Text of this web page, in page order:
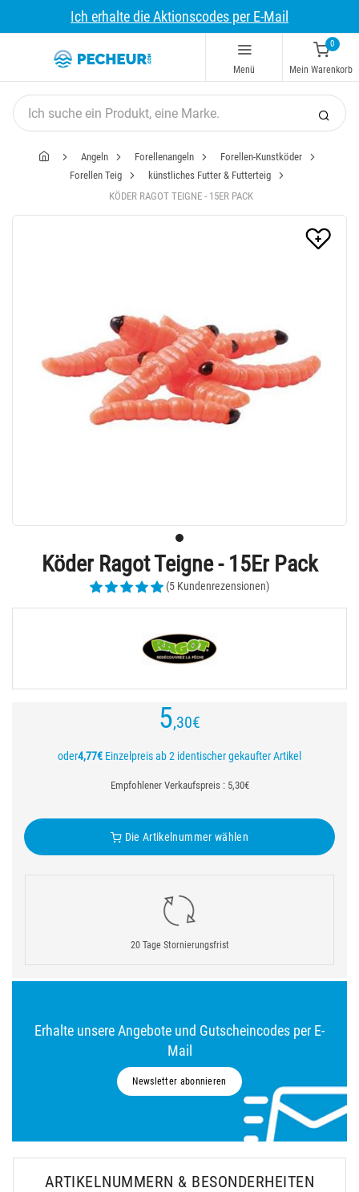
Ich erhalte die Aktionscodes per E-Mail
Menü
0
Mein Warenkorb
Angeln Forellenangeln
Forellen-Kunstköder
Forellen Teig
künstliches Futter & Futterteig
KÖDER RAGOT TEIGNE - 15ER PACK
Köder Ragot Teigne - 15Er Pack
(5 Kundenrezensionen)
5,30€
oder4,77€ Einzelpreis ab 2 identischer gekaufter Artikel
Empfohlener Verkaufspreis : 5,30€
Die Artikelnummer wählen
20 Tage Stornierungsfrist
Erhalte unsere Angebote und Gutscheincodes per E-
Mail
Newsletter abonnieren
ARTIKELNUMMERN & BESONDERHEITEN